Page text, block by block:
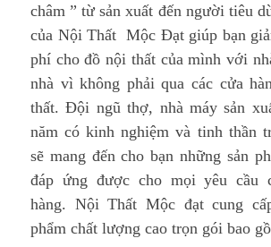
châm ” từ sản xuất đến người tiêu
của Nội Thất Mộc Đạt giúp bạn
phí cho đồ nội thất của mình với
nhà vì không phải qua các cửa
thất. Đội ngũ thợ, nhà máy sản
năm có kinh nghiệm và tinh thần
sẽ mang đến cho bạn những sản
đáp ứng được cho mọi yêu cầu
hàng. Nội Thất Mộc đạt cung
phẩm chất lượng cao trọn gói bao